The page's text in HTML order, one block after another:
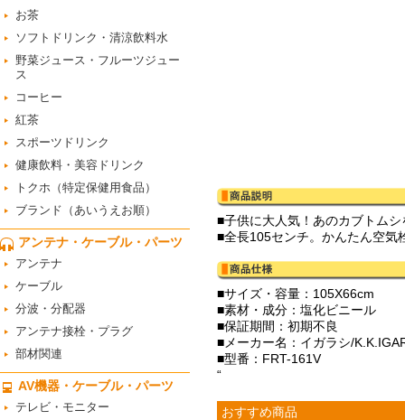
お茶
ソフトドリンク・清涼飲料水
野菜ジュース・フルーツジュー
ス
コーヒー
紅茶
スポーツドリンク
健康飲料・美容ドリンク
トクホ（特定保健用食品）
ブランド（あいうえお順）
アンテナ・ケーブル・パーツ
アンテナ
ケーブル
分波・分配器
アンテナ接栓・プラグ
部材関連
AV機器・ケーブル・パーツ
テレビ・モニター
■子供に大人気！あのカブトム
■全長105センチ。かんたん空気
■サイズ・容量：105X66cm
■素材・成分：塩化ビニール
■保証期間：初期不良
■メーカー名：イガラシ/
■型番：FRT-161V
“
おすすめ商品